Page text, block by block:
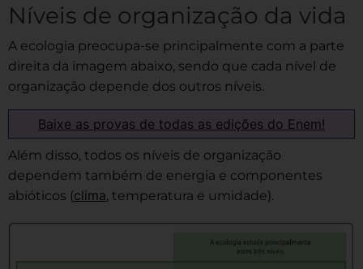
Níveis de organização da vida
A ecologia preocupa-se principalmente com a parte
direita da imagem abaixo, sendo que cada nível de
organização depende dos outros níveis.
Baixe as provas de todas as edições do Enem!
Além disso, todos os níveis de organização
dependem também de energia e componentes
abióticos (clima, temperatura e umidade).